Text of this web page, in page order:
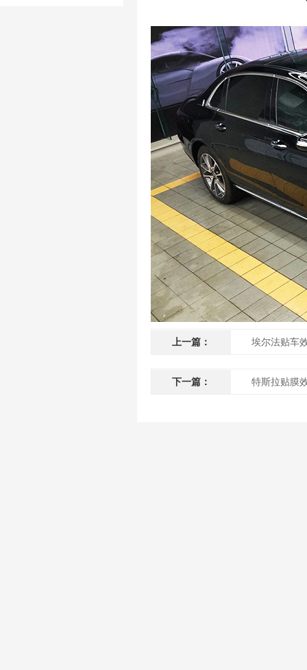
上一篇： 埃尔法贴车
下一篇： 特斯拉贴膜